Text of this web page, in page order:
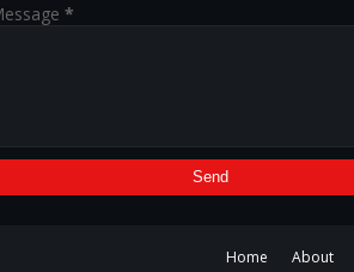
*
Home About